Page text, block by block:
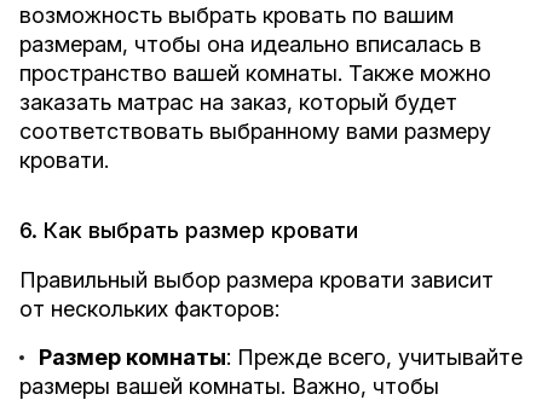
возможность выбрать кровать по вашим
размерам, чтобы она идеально вписалась в
пространство вашей комнаты. Также можно
заказать матрас на заказ, который будет
соответствовать выбранному вами размеру
кровати.
6. Как выбрать размер кровати
Правильный выбор размера кровати зависит
от нескольких факторов:
Размер комнаты: Прежде всего, учитывайте
размеры вашей комнаты. Важно, чтобы